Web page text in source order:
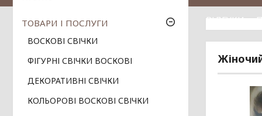
ВІДГУКИ
ТОВАРИ І ПОСЛУГИ
ВОСКОВІ СВІЧКИ
ФІГУРНІ СВІЧКИ ВОСКОВІ
ДЕКОРАТИВНІ СВІЧКИ
КОЛЬОРОВІ ВОСКОВІ СВІЧКИ